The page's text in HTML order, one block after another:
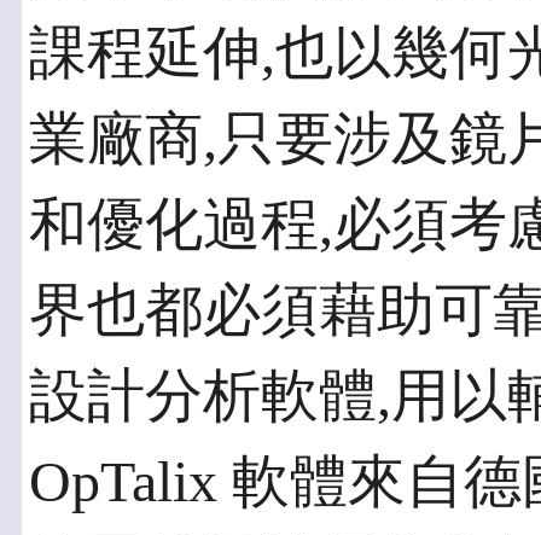
課程延伸,也以幾何
業廠商,只要涉及鏡
和優化過程,必須考
界也都必須藉助可
設計分析軟體,用以
OpTalix 軟體來自